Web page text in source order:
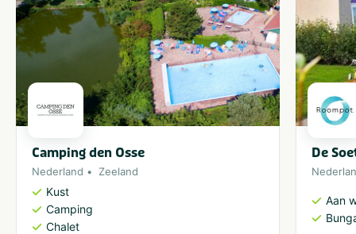
Camping den Osse
Nederland Zeeland
Kust
Camping
Chalet
De
Aan